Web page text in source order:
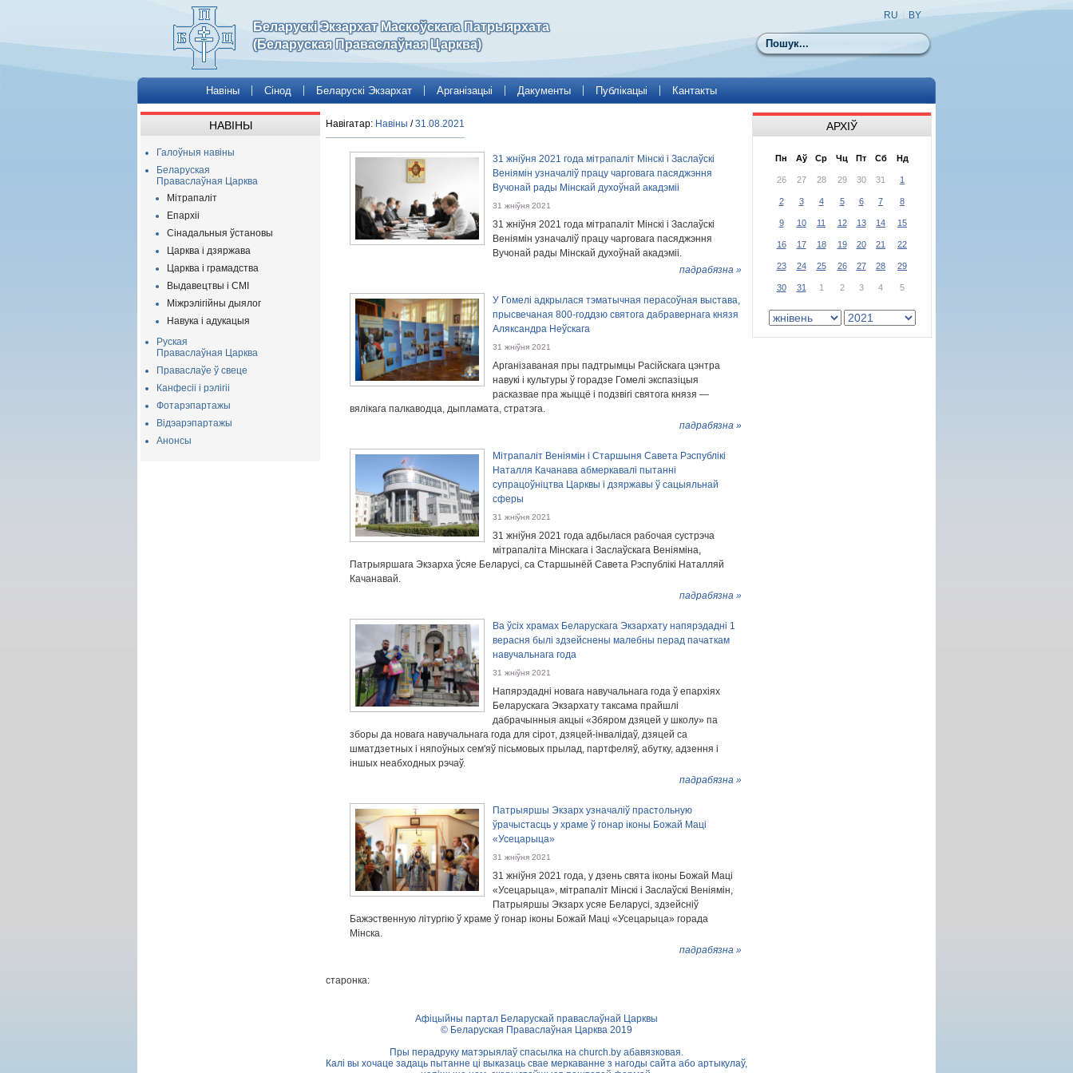
Беларускі Экзархат Маскоўскага Патрыярхата
(Беларуская Праваслаўная Царква)
Пошук
RU BY
Навіны Сінод Беларускі Экзархат Арганізацыі Дакументы Публікацыі Кантакты
НАВІНЫ
Галоўныя навіны
Беларуская
Праваслаўная Царква
Мітрапаліт
Епархіі
Сінадальныя ўстановы
Царква і дзяржава
Царква і грамадства
Выдавецтвы і СМІ
Міжрэлігійны дыялог
Навука і адукацыя
Руская
Праваслаўная Царква
Праваслаўе ў свеце
Канфесіі і рэлігіі
Фотарэпартажы
Відэарэпартажы
Анонсы
Навігатар: Навіны /31.08.2021
31 жніўня 2021 года мітрапаліт Мінскі і Заслаўскі
Веніямін узначаліў працу чарговага пасяджэння
Вучонай рады Мінскай духоўнай акадэміі
31 жніўня 2021
31 жніўня 2021 года мітрапаліт Мінскі і Заслаўскі
Веніямін узначаліў працу чарговага пасяджэння
Вучонай рады Мінскай духоўнай акадэміі.
падрабязна »
У Гомелі адкрылася тэматычная перасоўная выстава,
прысвечаная 800-годдзю святога дабравернага князя
Аляксандра Неўскага
31 жніўня 2021
Арганізаваная пры падтрымцы Расійскага цэнтра
навукі і культуры ў горадзе Гомелі экспазіцыя
расказвае пра жыццё і подзвігі святога князя —
вялікага палкаводца, дыпламата, стратэга.
падрабязна »
Мітрапаліт Веніямін і Старшыня Савета Рэспублікі
Наталля Качанава абмеркавалі пытанні
супрацоўніцтва Царквы і дзяржавы ў сацыяльнай
сферы
31 жніўня 2021
31 жніўня 2021 года адбылася рабочая сустрэча
мітрапаліта Мінскага і Заслаўскага Веніяміна,
Патрыяршага Экзарха ўсяе Беларусі, са Старшынёй Савета Рэспублікі Наталляй
Качанавай.
падрабязна »
Ва ўсіх храмах Беларускага Экзархату напярэдадні 1
верасня былі здзейснены малебны перад пачаткам
навучальнага года
31 жніўня 2021
Напярэдадні новага навучальнага года ў епархіях
Беларускага Экзархату таксама прайшлі
дабрачынныя акцыі «Збяром дзяцей у школу» па
зборы да новага навучальнага года для сірот, дзяцей-інвалідаў, дзяцей са
шматдзетных і няпоўных сем'яў пісьмовых прылад, партфеляў, абутку, адзення і
іншых неабходных рэчаў.
падрабязна »
Патрыяршы Экзарх узначаліў прастольную
ўрачыстасць у храме ў гонар іконы Божай Маці
«Усецарыца»
31 жніўня 2021
31 жніўня 2021 года, у дзень свята іконы Божай Маці
«Усецарыца», мітрапаліт Мінскі і Заслаўскі Веніямін,
Патрыяршы Экзарх усяе Беларусі, здзейсніў
Бажэственную літургію ў храме ў гонар іконы Божай Маці «Усецарыца» горада
Мінска.
падрабязна »
старонка:
АРХІЎ
Пн Аў Ср Чц Пт Сб Нд
26 27 28 29 30 31 1
2 3 4 5 6 7 8
9 10 11 12 13 14 15
16 17 18 19 20 21 22
23 24 25 26 27 28 29
30 31 1 2 3 4 5
Афіцыйны партал Беларускай праваслаўнай Царквы
© Беларуская Праваслаўная Царква 2019
Пры перадруку матэрыялаў спасылка на church.by абавязковая.
Калі вы хочаце задаць пытанне ці выказаць свае меркаванне з нагоды сайта або артыкулаў,